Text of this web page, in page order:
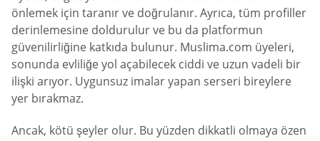
önlemek için taranır ve doğrulanır. Ayrıca, tüm profiller
derinlemesine doldurulur ve bu da platformun
güvenilirliğine katkıda bulunur. Muslima.com üyeleri,
sonunda evliliğe yol açabilecek ciddi ve uzun vadeli bir
ilişki arıyor. Uygunsuz imalar yapan serseri bireylere
yer bırakmaz.
Ancak, kötü şeyler olur. Bu yüzden dikkatli olmaya özen